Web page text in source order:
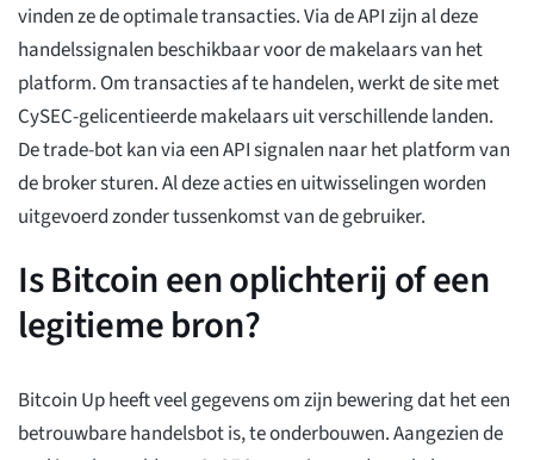
vinden ze de optimale transacties. Via de API zijn al deze
handelssignalen beschikbaar voor de makelaars van het
platform. Om transacties af te handelen, werkt de site met
CySEC-gelicentieerde makelaars uit verschillende landen.
De trade-bot kan via een API signalen naar het platform van
de broker sturen. Al deze acties en uitwisselingen worden
uitgevoerd zonder tussenkomst van de gebruiker.
Is Bitcoin een oplichterij of een
legitieme bron?
Bitcoin Up heeft veel gegevens om zijn bewering dat het een
betrouwbare handelsbot is, te onderbouwen. Aangezien de